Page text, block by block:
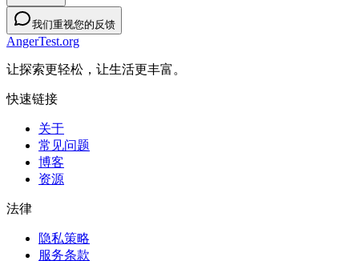
我们重视您的反馈
AngerTest.org
让探索更轻松，让生活更丰富。
快速链接
关于
常见问题
博客
资源
法律
隐私策略
服务条款